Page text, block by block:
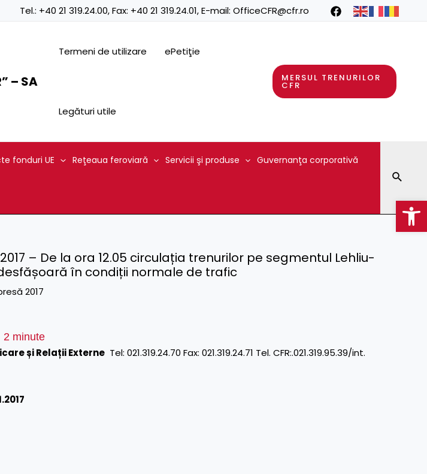
Tel.: +40 21 319.24.00, Fax: +40 21 319.24.01, E-mail: OfficeCFR@cfr.ro
– SA
Termeni de utilizare ePetiţie
Legături utile
MERSUL TRENURILOR
CFR
fonduri UE Reţeaua feroviară Servicii şi produse Guvernanţa corporativă
– De la ora 12.05 circulația trenurilor pe segmentul Lehliu-
în condiții normale de trafic
2017
2 minute
și Relații Externe Tel: 021.319.24.70 Fax: 021.319.24.71 Tel. CFR:.021.319.95.39/int.